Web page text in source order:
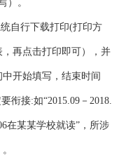
）。
自行下载打印(打印方
再点击打印即可），并
开始填写，结束时间
衔接:如“2015.09－2018.
在某某学校就读”，所涉